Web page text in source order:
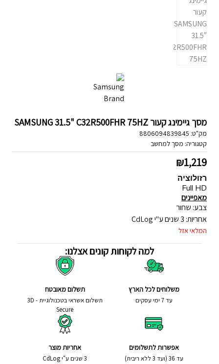
מסך גיימינג קעור SAMSUNG 31.5" C32R500FHR 75HZ
מק"ט: 8806094839845
קטגוריה: מסך למחשב
₪1,219
רזולוציה
Full HD
מאפיינים
צבע: שחור
אחריות: 3 שנים ע"י CdLog
המלאי אזל
למה לקוחות קונים אצלנו:
משלוחים לכל הארץ
עד 7 ימי עסקים
תשלום מאובטח
תשלום אשראי בטכנולוגיית - 3D
Secure
אפשרות לתשלומים
עד 36 (ועד 3 ללא ריבית)
אחריות מוצר
3 שנים ע"י CdLog